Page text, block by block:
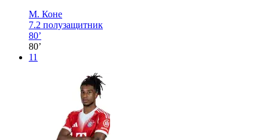
М. Коне
7.2 полузащитник
80’
80’
11